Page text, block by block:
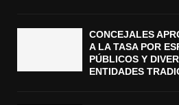
CONCEJALES
A LA TASA POR
PÚBLICOS Y
ENTIDADES